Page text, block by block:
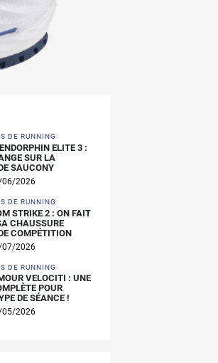
DE RUNNING
ELITE 3 :
SUR LA
SAUCONY
06/2026
DE RUNNING
STRIKE 2 : ON FAIT
CHAUSSURE
COMPÉTITION
07/2026
DE RUNNING
VELOCITI : UNE
POUR
DE SÉANCE !
05/2026